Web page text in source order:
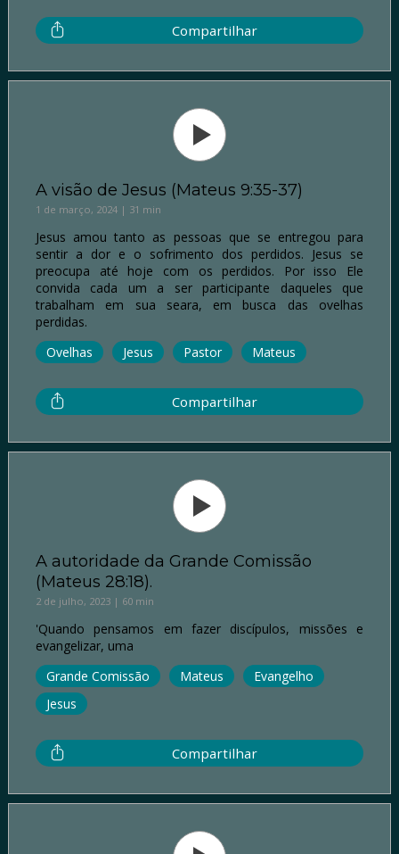
Compartilhar
A visão de Jesus (Mateus 9:35-37)
1 de março, 2024 | 31 min
Jesus amou tanto as pessoas que se entregou para
sentir a dor e o sofrimento dos perdidos. Jesus se
preocupa até hoje com os perdidos. Por isso Ele
convida cada um a ser participante daqueles que
trabalham em sua seara, em busca das ovelhas
perdidas.
Ovelhas
Jesus Pastor Mateus
Compartilhar
A autoridade da Grande Comissão
(Mateus 28:18).
2 de julho, 2023 | 60 min
'Quando pensamos em fazer discípulos, missões e
evangelizar, uma
Grande Comissão
Mateus
Evangelho
Jesus
Compartilhar